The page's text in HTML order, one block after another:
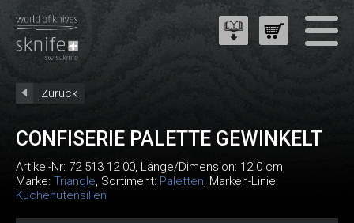
Zurück
CONFISERIE PALETTE GEWINKELT
Artikel-Nr: 72 513 12 00, Länge/Dimension: 12.0 cm,
Marke: Triangle, Sortiment: Paletten, Marken-Linie:
Küchenutensilien